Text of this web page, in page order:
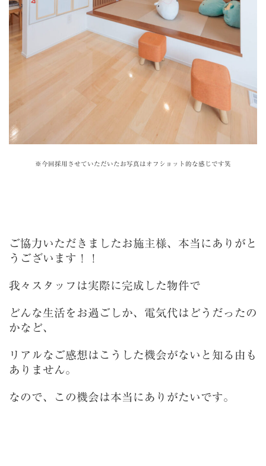
※今回採用させていただいたお写真はオフショット的な感じです笑
ご協力いただきましたお施主様、本当にありがと
うございます！！
我々スタッフは実際に完成した物件で
どんな生活をお過ごしか、電気代はどうだったの
かなど、
リアルなご感想はこうした機会がないと知る由も
ありません。
なので、この機会は本当にありがたいです。